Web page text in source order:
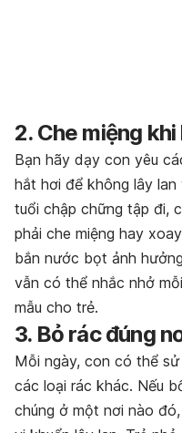
2. Che miệng
Bạn hãy dạy con yêu
hắt hơi để không lây
tuổi chập chững tập đi,
phải che miệng hay
bắn nước bọt ảnh
vẫn có thể nhắc nhở
mẫu cho trẻ.
3. Bỏ rác đúng
Mỗi ngày, con có thể
các loại rác khác. Nếu
chúng ở một nơi nào